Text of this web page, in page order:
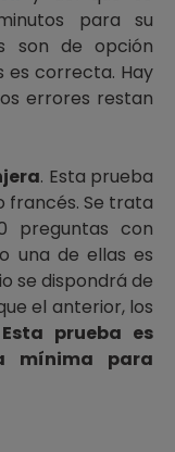
para su
son de opción
es correcta. Hay
errores restan
. Esta prueba
francés. Se trata
preguntas con
una de ellas es
se dispondrá de
el anterior, los
Esta prueba es
mínima para